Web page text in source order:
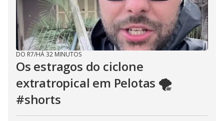
DO R7/HÁ 32 MINUTOS
Os estragos do ciclone
extratropical em Pelotas 🌪️
#shorts